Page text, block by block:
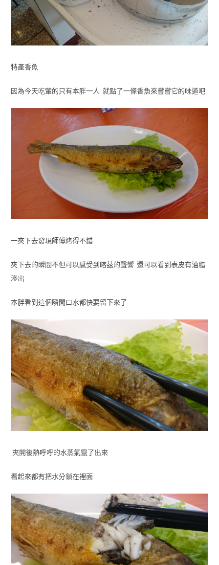
特產香魚
因為今天吃葷的只有本胖一人 就點了一條香魚來嘗嘗它的味道吧
一夾下去發現師傅烤得不錯
夾下去的瞬間不但可以感受到喀茲的聲響 還可以看到表皮有油脂
滲出
本胖看到這個瞬間口水都快要留下來了
夾開後熱呼呼的水蒸氣竄了出來
看起來都有把水分鎖在裡面